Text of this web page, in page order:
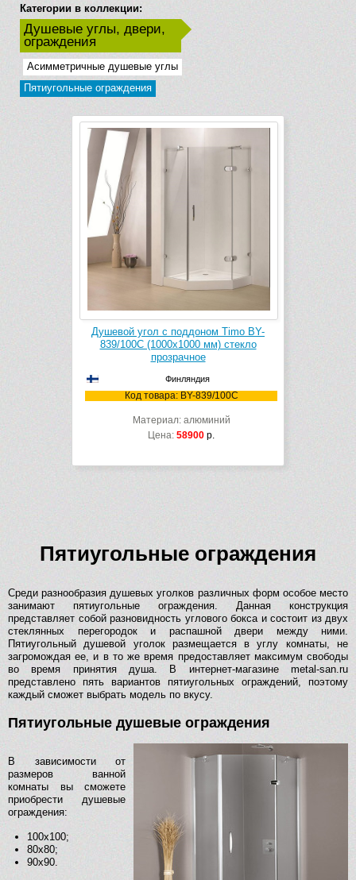
Категории в коллекции:
Душевые углы, двери,
ограждения
Асимметричные душевые углы
Пятиугольные ограждения
Душевой угол с поддоном Timo BY-
839/100C (1000х1000 мм) стекло
прозрачное
Финляндия
Код товара: BY-839/100C
Материал: алюминий
Цена: 58900 р.
Пятиугольные ограждения
Среди разнообразия душевых уголков различных форм особое место
занимают пятиугольные ограждения. Данная конструкция
представляет собой разновидность углового бокса и состоит из двух
стеклянных перегородок и распашной двери между ними.
Пятиугольный душевой уголок размещается в углу комнаты, не
загромождая ее, и в то же время предоставляет максимум свободы
во время принятия душа. В интернет-магазине metal-san.ru
представлено пять вариантов пятиугольных ограждений, поэтому
каждый сможет выбрать модель по вкусу.
Пятиугольные душевые ограждения
В зависимости от
размеров ванной
комнаты вы сможете
приобрести душевые
ограждения:
100х100;
80х80;
90х90.